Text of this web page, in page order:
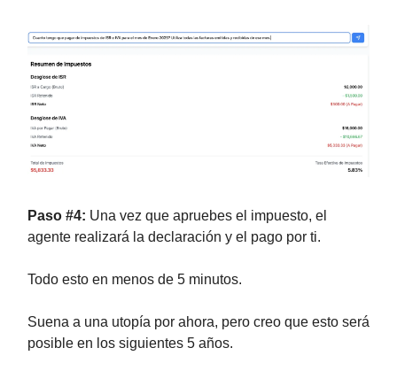
Paso #4: Una vez que apruebes el impuesto, el
agente realizará la declaración y el pago por ti.
Todo esto en menos de 5 minutos.
Suena a una utopía por ahora, pero creo que esto será
posible en los siguientes 5 años.